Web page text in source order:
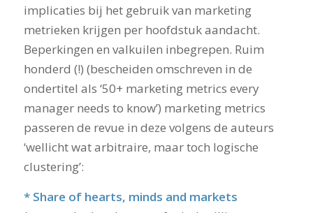
implicaties bij het gebruik van marketing
metrieken krijgen per hoofdstuk aandacht.
Beperkingen en valkuilen inbegrepen. Ruim
honderd (!) (bescheiden omschreven in de
ondertitel als ‘50+ marketing metrics every
manager needs to know’) marketing metrics
passeren de revue in deze volgens de auteurs
‘wellicht wat arbitraire, maar toch logische
clustering’:
* Share of hearts, minds and markets